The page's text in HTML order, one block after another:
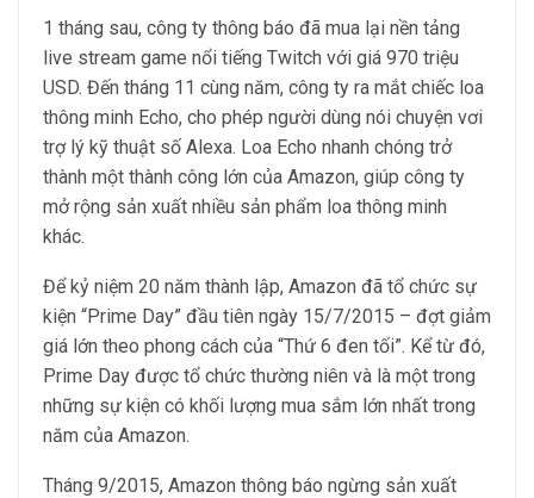
1 tháng sau, công ty thông báo đã mua lại nền tảng
live stream game nổi tiếng Twitch với giá 970 triệu
USD. Đến tháng 11 cùng năm, công ty ra mắt chiếc loa
thông minh Echo, cho phép người dùng nói chuyện vơi
trợ lý kỹ thuật số Alexa. Loa Echo nhanh chóng trở
thành một thành công lớn của Amazon, giúp công ty
mở rộng sản xuất nhiều sản phẩm loa thông minh
khác.
Để kỷ niệm 20 năm thành lập, Amazon đã tổ chức sự
kiện “Prime Day” đầu tiên ngày 15/7/2015 – đợt giảm
giá lớn theo phong cách của “Thứ 6 đen tối”. Kể từ đó,
Prime Day được tổ chức thường niên và là một trong
những sự kiện có khối lượng mua sắm lớn nhất trong
năm của Amazon.
Tháng 9/2015, Amazon thông báo ngừng sản xuất